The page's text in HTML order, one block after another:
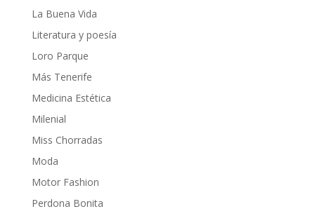
La Buena Vida
Literatura y poesía
Loro Parque
Más Tenerife
Medicina Estética
Milenial
Miss Chorradas
Moda
Motor Fashion
Perdona Bonita